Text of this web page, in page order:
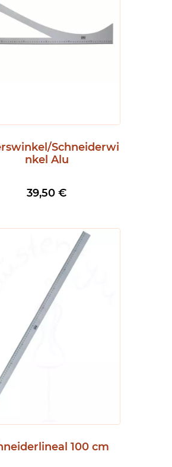
Schneiderwi
nkel Alu
39,50 €
100 cm